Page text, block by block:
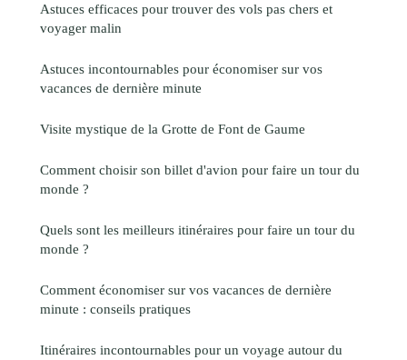
Astuces efficaces pour trouver des vols pas chers et
voyager malin
Astuces incontournables pour économiser sur vos
vacances de dernière minute
Visite mystique de la Grotte de Font de Gaume
Comment choisir son billet d'avion pour faire un tour du
monde ?
Quels sont les meilleurs itinéraires pour faire un tour du
monde ?
Comment économiser sur vos vacances de dernière
minute : conseils pratiques
Itinéraires incontournables pour un voyage autour du